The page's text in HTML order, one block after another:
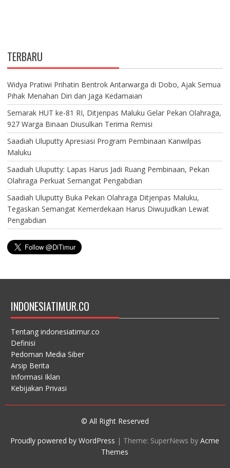
TERBARU
Widya Pratiwi Prihatin Bentrok Antarwarga di Dobo, Ajak Semua
Pihak Menahan Diri dan Jaga Kedamaian
Semarak HUT ke-81 RI, Ditjenpas Maluku Gelar Pekan Olahraga,
927 Warga Binaan Diusulkan Terima Remisi
Saadiah Uluputty Apresiasi Program Pembinaan Kanwilpas
Maluku
Saadiah Uluputty: Lapas Harus Jadi Ruang Pembinaan, Pekan
Olahraga Perkuat Semangat Pengabdian
Saadiah Uluputty Buka Pekan Olahraga Ditjenpas Maluku,
Tegaskan Semangat Kemerdekaan Harus Diwujudkan Lewat
Pengabdian
INDONESIATIMUR.CO
Tentang indonesiatimur.co
Definisi
Pedoman Media Siber
Arsip Berita
Informasi Iklan
Kebijakan Privasi
© All Right Reserved
Proudly powered by WordPress | Theme: SuperNews byAcme
Themes